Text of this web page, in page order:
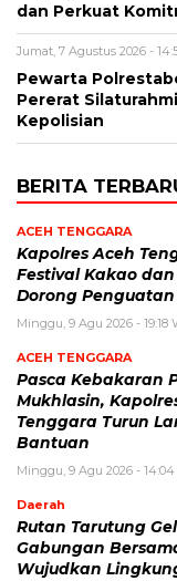
dan Perkuat
Jumat, 7 Agustus 2026 -
Pewarta
Pererat
Kepolisian
BERITA
ACEH TENGGARA
Kapolres Aceh
Festival Kakao dan
Dorong
Minggu, 9 Agu 2026 - 19:18
ACEH TENGGARA
Pasca Kebakaran
Mukhlasin,
Tenggara Turun
Bantuan
Minggu, 9 Agu 2026 -
Daerah
Rutan Tarutung
Gabungan
Wujudkan